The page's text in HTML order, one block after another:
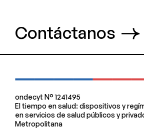
Contáctanos
ondecyt N° 1241495
El tiempo en salud: dispositivos y
en servicios de salud públicos y
Metropolitana